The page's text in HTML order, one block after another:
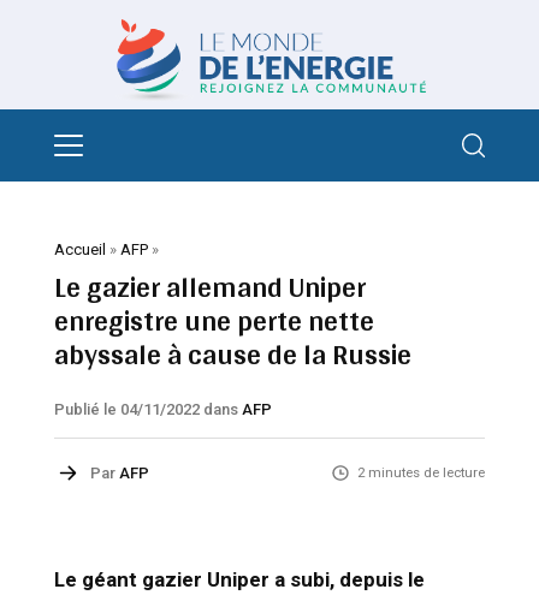
Accueil » AFP»
Le gazier allemand Uniper
enregistre une perte nette
abyssale à cause de la Russie
Publié le 04/11/2022 dans AFP
Par AFP 2 minutes de lecture
Le géant gazier Uniper a subi, depuis le